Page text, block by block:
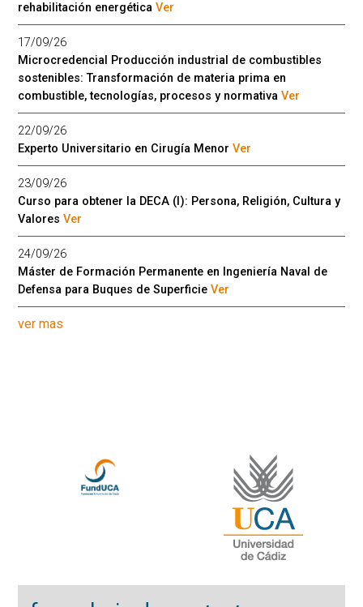
rehabilitación energéticaVer
17/09/26
Microcredencial Producción industrial de combustibles
sostenibles: Transformación de materia prima en
combustible, tecnologías, procesos y normativaVer
22/09/26
Experto Universitario en Cirugía MenorVer
23/09/26
Curso para obtener la DECA (I): Persona, Religión, Cultura y
ValoresVer
24/09/26
Máster de Formación Permanente en Ingeniería Naval de
Defensa para Buques de SuperficieVer
ver mas